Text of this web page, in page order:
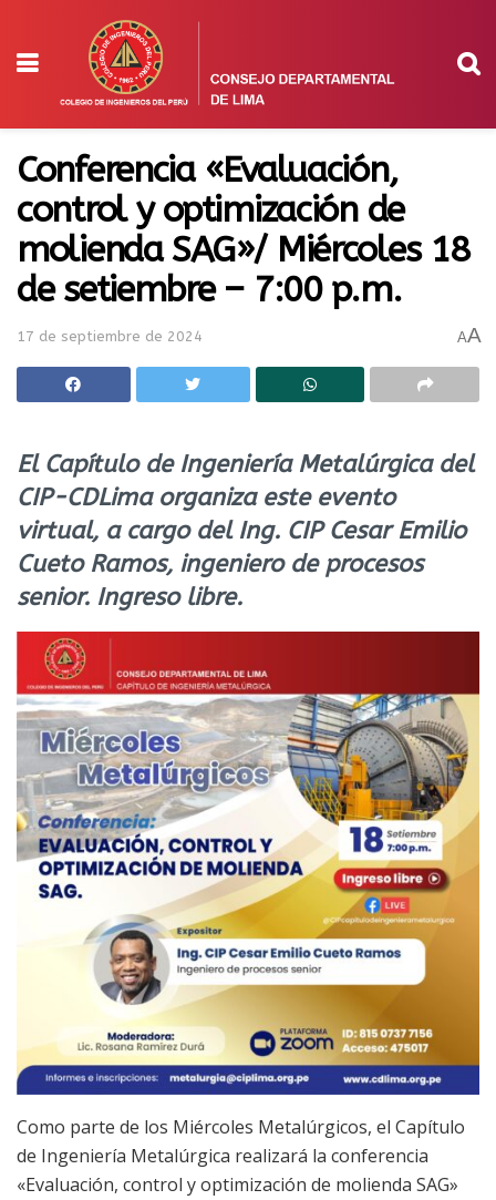
Conferencia «Evaluación,
control y optimización de
molienda SAG»/ Miércoles 18
de setiembre – 7:00 p.m.
17 de septiembre de 2024 AA
El Capítulo de Ingeniería Metalúrgica del
CIP-CDLima organiza este evento
virtual, a cargo del Ing. CIP Cesar Emilio
Cueto Ramos, ingeniero de procesos
senior. Ingreso libre.
Como parte de los Miércoles Metalúrgicos, el Capítulo
de Ingeniería Metalúrgica realizará la conferencia
«Evaluación, control y optimización de molienda SAG»